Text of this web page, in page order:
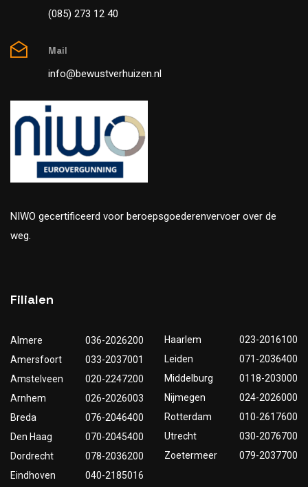
(085) 273 12 40
Mail
info@bewustverhuizen.nl
NIWO gecertificeerd voor beroepsgoederenvervoer over de
weg.
Filialen
Almere
036-2026200
Amersfoort
033-2037001
Amstelveen
020-2247200
Arnhem
026-2026003
Breda
076-2046400
Den Haag
070-2045400
Dordrecht
078-2036200
Eindhoven
040-2185016
Haarlem
023-2016100
Leiden
071-2036400
Middelburg
0118-203000
Nijmegen
024-2026000
Rotterdam
010-2617600
Utrecht
030-2076700
Zoetermeer
079-2037700